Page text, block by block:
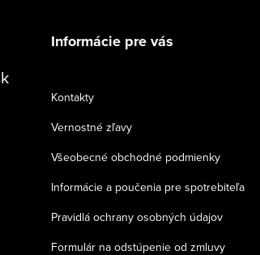
Informácie pre vás
Kontakty
Vernostné zľavy
Všeobecné obchodné podmienky
Informácie a poučenia pre spotrebiteľa
Pravidlá ochrany osobných údajov
Formulár na odstúpenie od zmluvy